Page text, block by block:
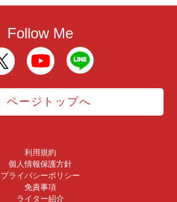
Follow Me
ページトップへ
利用規約
個人情報保護方針
プライバシーポリシー
免責事項
ライター紹介